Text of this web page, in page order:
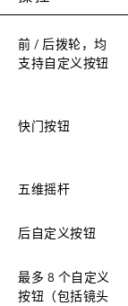
前 / 后拨轮，均
支持自定义按钮
快门按钮
五维摇杆
后自定义按钮
最多 8 个自定义
按钮（包括镜头